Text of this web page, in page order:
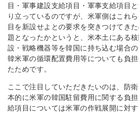
目・軍事建設支給項目・軍事支給項目
り立っているのですが、米軍側はこれ
目を新設せよとの要求を突きつけてき
題となったかというと、米本土にある
設・戦略機器等を韓国に持ち込む場合
韓米軍の循環配置費用等についても負
たためです。
ここで注目していただきたいのは、防
本的に米軍の韓国駐留費用に関する負
給項目については米軍の作戦展開に対